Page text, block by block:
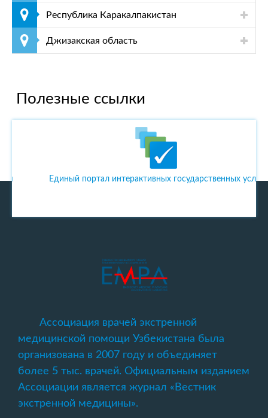
Республика Каракалпакистан
Джизакская область
Полезные ссылки
Единый портал интерактивных государственных услуг
Ассоциация врачей экстренной
медицинской помощи Узбекистана была
организована в 2007 году и объединяет
более 5 тыс. врачей. Официальным изданием
Ассоциации является журнал «Вестник
экстренной медицины».